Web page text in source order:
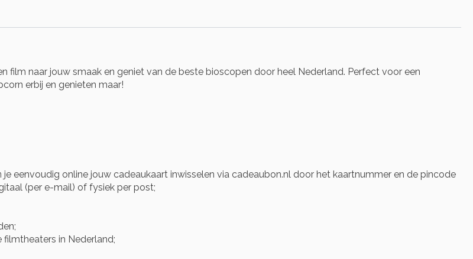
film naar jouw smaak en geniet van de beste bioscopen door heel Nederland. Perfect voor een
erbij en genieten maar!
eenvoudig online jouw cadeaukaart inwisselen via cadeaubon.nl door het kaartnummer en de pincode
(per e-mail) of fysiek per post;
in Nederland;